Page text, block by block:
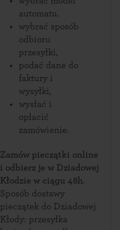
automatu.
wybrać sposób
odbioru
przesyłki,
podać dane do
faktury i
wysyłki,
wysłać i
opłacić
zamówienie.
Zamów pieczątki online
i odbierz je w Dziadowej
Kłodzie w ciągu 48h.
Sposób dostawy
pieczątek do Dziadowej
Kłody: przesyłka